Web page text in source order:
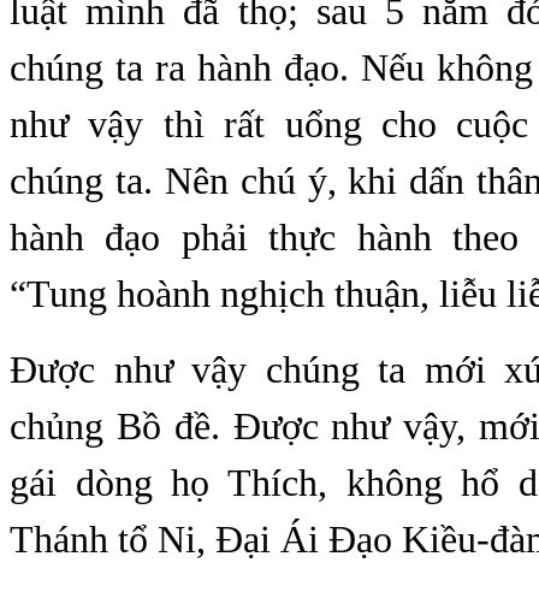
luật mình đã thọ; sau 5 năm
chúng ta ra hành đạo. Nếu
như vậy thì rất uổng cho
chúng ta. Nên chú ý, khi dấn
hành đạo phải thực hành
“Tung hoành nghịch thuận, liễu
Được như vậy chúng ta mới
chủng Bồ đề. Được như vậy,
gái dòng họ Thích, không hổ
Thánh tổ Ni, Đại Ái Đạo Kiều-